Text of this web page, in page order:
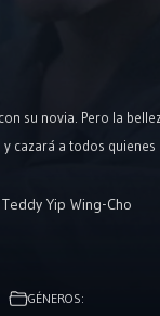
su novia. Pero la
cazará a todos
Teddy Yip Wing-Cho
GÉNEROS: